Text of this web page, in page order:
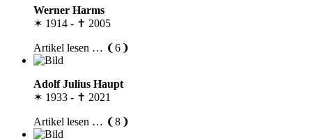
Werner Harms
✶ 1914 - ✝ 2005
Artikel lesen … ❨6❩
Adolf Julius Haupt
✶ 1933 - ✝ 2021
Artikel lesen … ❨8❩